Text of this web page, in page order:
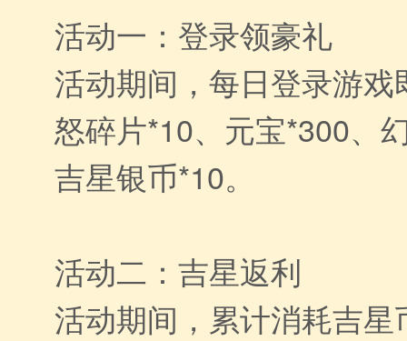
活动一：登录领豪礼
活动期间，每日登录游戏
怒碎片*10、元宝*300、
吉星银币*10。
活动二：吉星返利
活动期间，累计消耗吉